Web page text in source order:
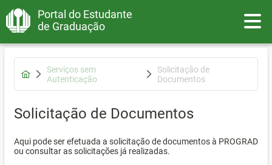
Portal do Estudante
de Graduação
Serviços sem
Autenticação
Solicitação de
Documentos
Solicitação de Documentos
Aqui pode ser efetuada a solicitação de documentos à PROGRAD
ou consultar as solicitações já realizadas.